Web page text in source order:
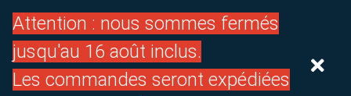
Attention : nous sommes fermés
jusqu'au 16 août inclus.
Les commandes seront expédiées